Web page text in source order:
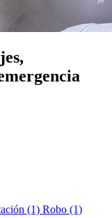
(1) Robo (1)